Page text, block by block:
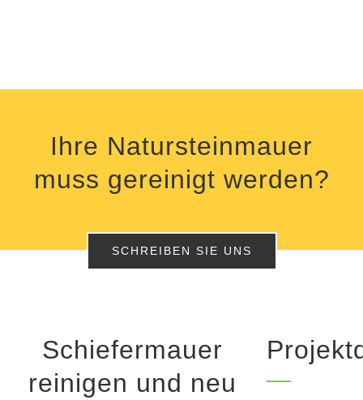
Ihre Natursteinmauer
muss gereinigt werden?
SCHREIBEN SIE UNS
Schiefermauer
reinigen und neu